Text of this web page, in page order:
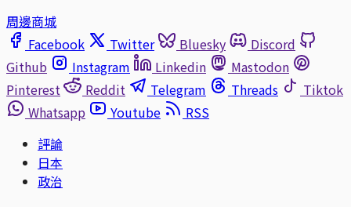
周邊商城
Facebook
Twitter Bluesky
Discord
Github
Instagram Linkedin
Mastodon
Pinterest
Reddit Telegram Threads
Tiktok
Whatsapp
Youtube
RSS
評論
日本
政治